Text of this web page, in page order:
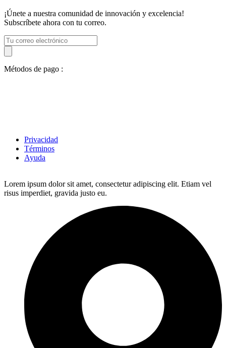
¡Únete a nuestra comunidad de innovación y excelencia!
Subscríbete ahora con tu correo.
Métodos de pago :
Privacidad
Términos
Ayuda
Lorem ipsum dolor sit amet, consectetur adipiscing elit. Etiam vel
risus imperdiet, gravida justo eu.